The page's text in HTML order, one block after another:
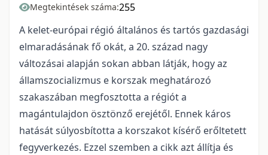
Megtekintések száma:255
A kelet-európai régió általános és tartós gazdasági
elmaradásának fő okát, a 20. század nagy
változásai alapján sokan abban látják, hogy az
államszocializmus e korszak meghatározó
szakaszában megfosztotta a régiót a
magántulajdon ösztönző erejétől. Ennek káros
hatását súlyosbította a korszakot kísérő erőltetett
fegyverkezés. Ezzel szemben a cikk azt állítja és